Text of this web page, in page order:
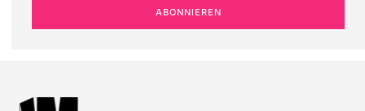
ABONNIEREN